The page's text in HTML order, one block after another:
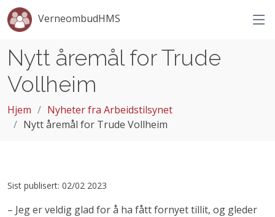
VerneombudHMS
Nytt åremål for Trude
Vollheim
Hjem
Nyheter fra Arbeidstilsynet
Nytt åremål for Trude Vollheim
Sist publisert: 02/02 2023
– Jeg er veldig glad for å ha fått fornyet tillit, og gleder